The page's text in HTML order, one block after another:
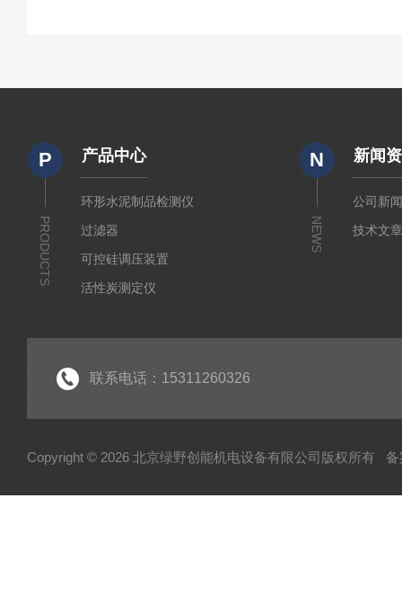
P
PRODUCTS
产品中心
环形水泥制品检测仪
过滤器
可控硅调压装置
活性炭测定仪
N
NEWS
新闻
公司新
技术文
联系电话：15311260326
Copyright © 2026 北京绿野创能机电设备有限公司版权所有 备